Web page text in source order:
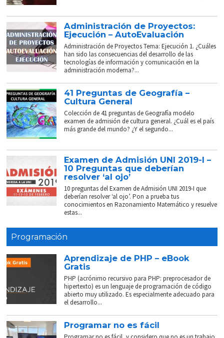
Administración de Proyectos:
Ejecución – AutoEvaluación
Administración de Proyectos Tema: Ejecución 1. ¿Cuáles
han sido las consecuencias del desarrollo de las
tecnologías de información y comunicación en la
administración moderna?...
41 Preguntas de Geografía –
Cultura General
Colección de 41 preguntas de Geografía modelo
examen de admisión de cultura general. ¿Cuál es el país
más grande del mundo? ¿Y el segundo...
Examen de Admisión UNI 2019-I –
10 Preguntas que deberían
resolver ‘al ojo’
10 preguntas del Examen de Admisión UNI 2019-I que
deberían resolver ‘al ojo’. Pon a prueba tus
conocimientos en Razonamiento Matemático y resuelve
estas...
Programación
Aprendizaje de PHP – eBook
Gratis
PHP (acrónimo recursivo para PHP: preprocesador de
hipertexto) es un lenguaje de programación de código
abierto muy utilizado. Es especialmente adecuado para
el desarrollo...
Programar no es fácil